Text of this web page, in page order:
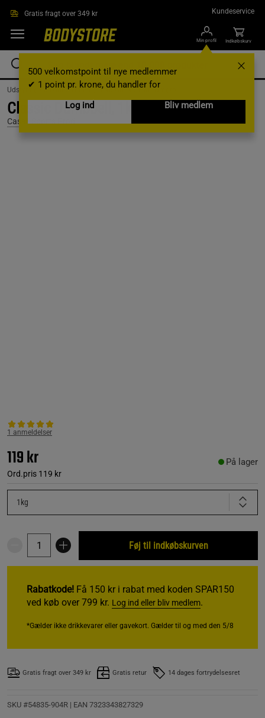
Gratis fragt over 349 kr Kundeservice
Min profil
500 velkomstpoint til nye medlemmer
✔ 1 point pr. krone, du handler for
Log ind
Bliv medlem
Indkøbskurv
Udstyr og tilbehør /Træningsredskaber / Håndvægte
Classic Dumbbell, 1kg
Casall Sports Prod
1 anmeldelser
119 kr
Ord.pris 119 kr
På lager
1kg
Føj til indkøbskurven
Rabatkode! Få 150 kr i rabat med koden SPAR150
ved køb over 799 kr. Log ind eller bliv medlem.
*Gælder ikke drikkevarer eller gavekort. Gælder til og med den 5/8
Gratis fragt over 349 kr Gratis retur 14 dages fortrydelsesret
SKU #54835-904R | EAN 7323343827329